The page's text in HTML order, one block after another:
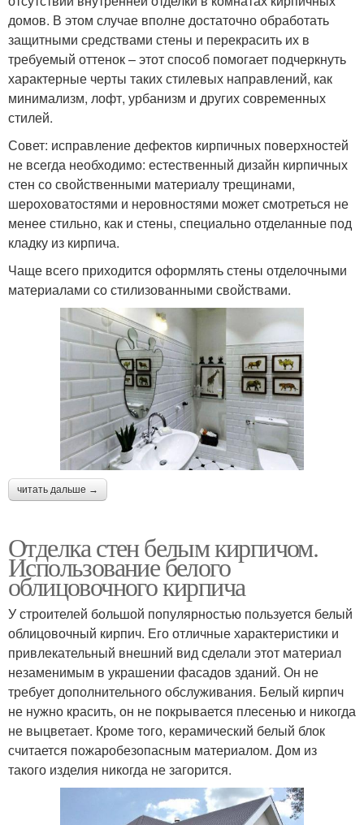
домов. В этом случае вполне достаточно обработать
защитными средствами стены и перекрасить их в
требуемый оттенок – этот способ помогает подчеркнуть
характерные черты таких стилевых направлений, как
минимализм, лофт, урбанизм и других современных
стилей.
Совет: исправление дефектов кирпичных поверхностей
не всегда необходимо: естественный дизайн кирпичных
стен со свойственными материалу трещинами,
шероховатостями и неровностями может смотреться не
менее стильно, как и стены, специально отделанные под
кладку из кирпича.
Чаще всего приходится оформлять стены отделочными
материалами со стилизованными свойствами.
читать дальше →
Отделка стен белым кирпичом.
Использование белого
облицовочного кирпича
У строителей большой популярностью пользуется белый
облицовочный кирпич. Его отличные характеристики и
привлекательный внешний вид сделали этот материал
незаменимым в украшении фасадов зданий. Он не
требует дополнительного обслуживания. Белый кирпич
не нужно красить, он не покрывается плесенью и никогда
не выцветает. Кроме того, керамический белый блок
считается пожаробезопасным материалом. Дом из
такого изделия никогда не загорится.